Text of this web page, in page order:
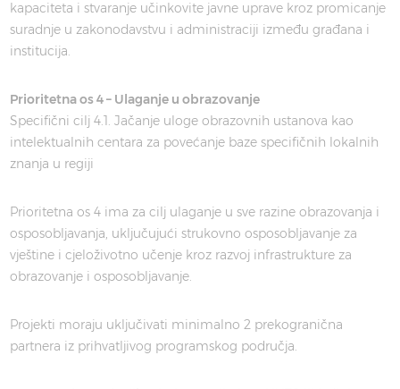
kapaciteta i stvaranje učinkovite javne uprave kroz promicanje
suradnje u zakonodavstvu i administraciji između građana i
institucija.
Prioritetna os 4 – Ulaganje u obrazovanje
Specifični cilj 4.1. Jačanje uloge obrazovnih ustanova kao
intelektualnih centara za povećanje baze specifičnih lokalnih
znanja u regiji
Prioritetna os 4 ima za cilj ulaganje u sve razine obrazovanja i
osposobljavanja, uključujući strukovno osposobljavanje za
vještine i cjeloživotno učenje kroz razvoj infrastrukture za
obrazovanje i osposobljavanje.
Projekti moraju uključivati minimalno 2 prekogranična
partnera iz prihvatljivog programskog područja.